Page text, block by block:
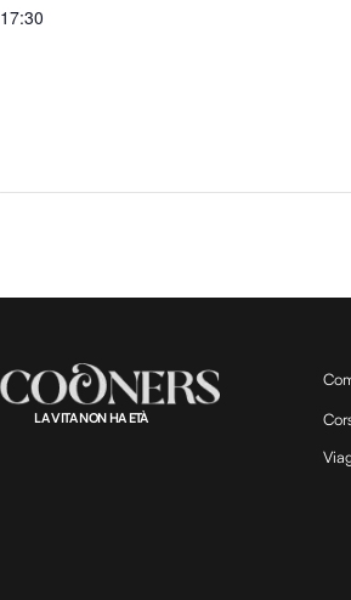
17:30
LA VITA NON HA ETÀ